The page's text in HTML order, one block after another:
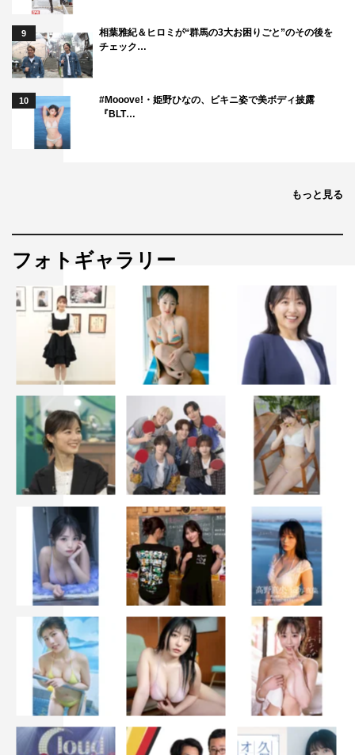
9
相葉雅紀＆ヒロミが“群馬の3大お困りごと”のその後を
チェック…
10
#Mooove!・姫野ひなの、ビキニ姿で美ボディ披露
『BLT…
もっと見る
フォトギャラリー